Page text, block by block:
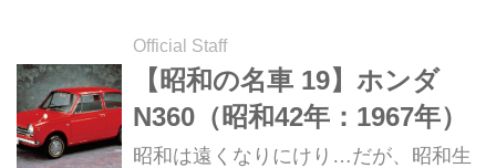
Official Staff
【昭和の名車 19】ホンダ
N360（昭和42年：1967年）
昭和は遠くなりにけり…だが、昭和生